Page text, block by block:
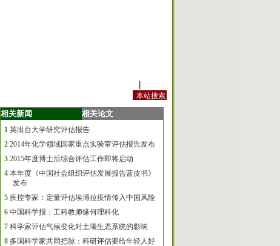
相关新闻 相关论文
1 英出台大学研究评估报告
2 2014年化学领域国家重点实验室评估报告发布
3 2015年度博士后综合评估工作即将启动
4 本年度《中国社会组织评估发展报告蓝皮书》
发布
5 疾控专家：定量评估埃博拉疫情传入中国风险
6 中国科学报：工科教师缘何理科化
7 科学家评估气候变化对土壤生态系统的影响
8 多国科学家共同把脉：科研评估要给年轻人好